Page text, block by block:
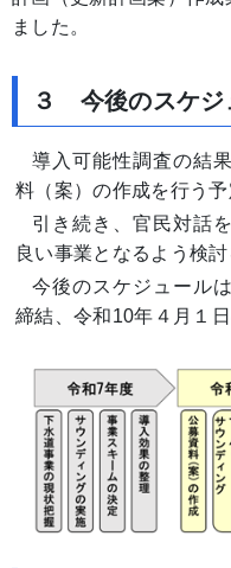
ました。
３ 今後のスケジ
導入可能性調査の結
料（案）の作成を行う予
引き続き、官民対話
良い事業となるよう検討
今後のスケジュール
締結、令和10年４月１